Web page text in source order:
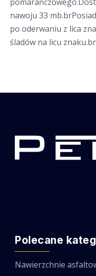
nawoju 33
po oderwaniu z lica
śladów na licu znaku.br
Polecane
Nawierzchnie